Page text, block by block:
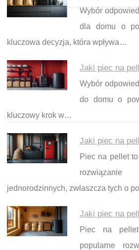
Wybór
dla domu o
kluczowa decyzja, która wpływa…
Jaki piec na
Wybór
do domu o
kluczowy krok w…
Jaki piec na
Piec na pellet
jednorodzinnych, zwłaszcza tych o
Jaki piec na
Piec na
popularne
Nawigacja wpisu